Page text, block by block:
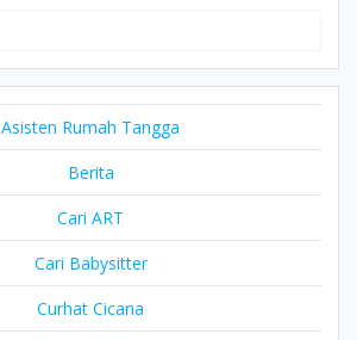
Asisten Rumah Tangga
Berita
Cari ART
Cari Babysitter
Curhat Cicana